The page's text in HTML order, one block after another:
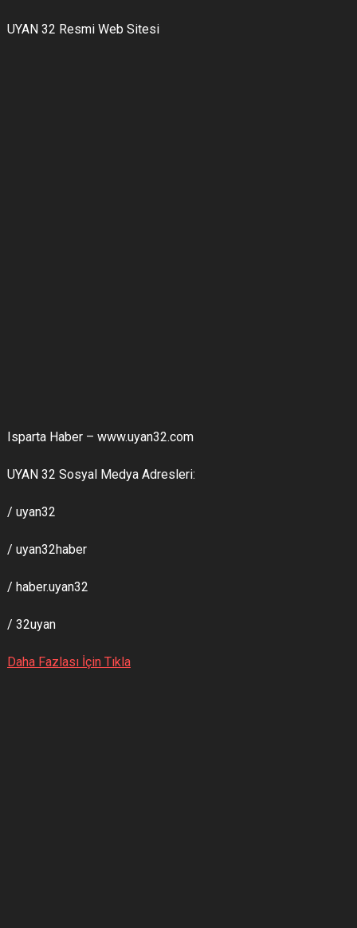
UYAN 32 Resmi Web Sitesi
Isparta Haber – www.uyan32.com
UYAN 32 Sosyal Medya Adresleri:
/ uyan32
/ uyan32haber
/ haber.uyan32
/ 32uyan
Daha Fazlası İçin Tıkla